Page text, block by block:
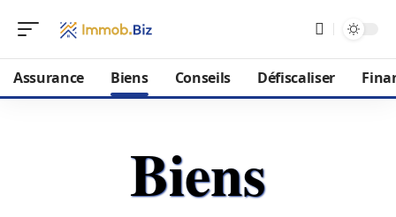
Assurance Biens Conseils Défiscaliser
Biens